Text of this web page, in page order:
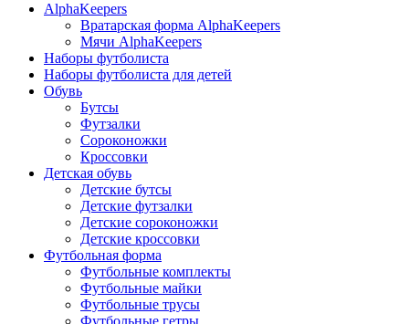
AlphaKeepers
Вратарская форма AlphaKeepers
Мячи AlphaKeepers
Наборы футболиста
Наборы футболиста для детей
Обувь
Бутсы
Футзалки
Сороконожки
Кроссовки
Детская обувь
Детские бутсы
Детские футзалки
Детские сороконожки
Детские кроссовки
Футбольная форма
Футбольные комплекты
Футбольные майки
Футбольные трусы
Футбольные гетры